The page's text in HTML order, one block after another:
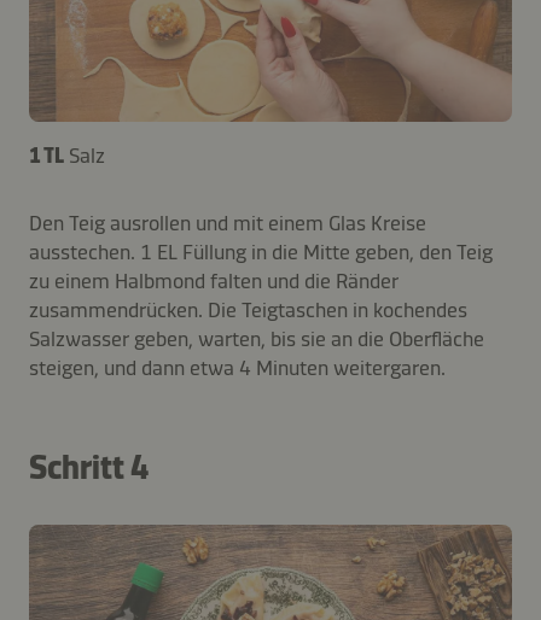
1 TL Salz
Den Teig ausrollen und mit einem Glas Kreise
ausstechen. 1 EL Füllung in die Mitte geben, den Teig
zu einem Halbmond falten und die Ränder
zusammendrücken. Die Teigtaschen in kochendes
Salzwasser geben, warten, bis sie an die Oberfläche
steigen, und dann etwa 4 Minuten weitergaren.
Schritt 4